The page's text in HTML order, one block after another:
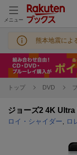
メニュー
熊本地震によ
トップ DVD
ジョーズ2 4K Ultra
ロイ・シャイダー ロ